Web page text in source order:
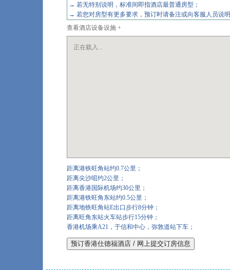
→ 若无特别说明，标准间即指酒店最普通房型；
→ 若您对房型有更多要求，预订时请备注或向客服人员
查看酒店设备设施 +
正在载入...
距离港铁旺角站约0.7公里；
距离尖沙咀约2公里；
距离香港国际机场约30公里；
距离港铁旺角东站约0.5公里；
距离地铁旺角站E出口步行8分钟；
距离旺角东站火车站步行15分钟；
香港机场乘A21，于信和中心，弥敦道站下车；